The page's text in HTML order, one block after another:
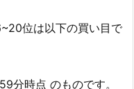
位は以下の買い目で
分時点 のものです。